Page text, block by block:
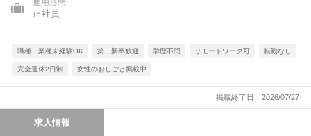
県、大分県、宮崎県、鹿児島県、沖縄県
雇用形態
正社員
職種・業種未経験OK 第二新卒歓迎 学歴不問 リモートワーク可 転勤なし
完全週休2日制 女性のおしごと掲載中
掲載終了日：2026/07/27
求人情報